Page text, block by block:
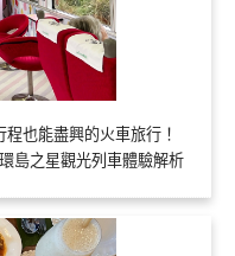
也能盡興的火車旅行！
島之星觀光列車體驗解析